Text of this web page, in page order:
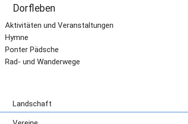
Römerzeit
Der Riese aus Pont
Wirtschaftliche Entwicklung
Dorfleben
Aktivitäten und Veranstaltungen
Hymne
Ponter Pädsche
Rad- und Wanderwege
Landschaft
Grünflächen